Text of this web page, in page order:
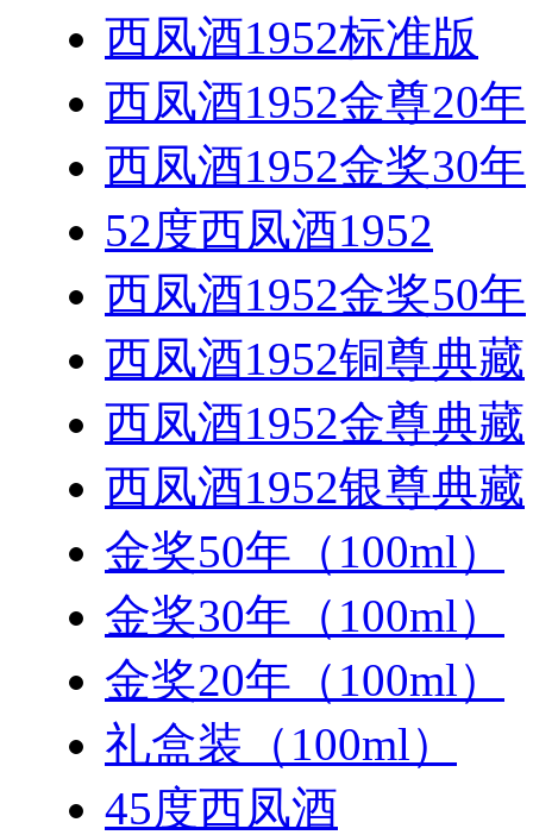
西凤酒1952标准版
西凤酒1952金尊20年
西凤酒1952金奖30年
52度西凤酒1952
西凤酒1952金奖50年
西凤酒1952铜尊典藏
西凤酒1952金尊典藏
西凤酒1952银尊典藏
金奖50年（100ml）
金奖30年（100ml）
金奖20年（100ml）
礼盒装（100ml）
45度西凤酒